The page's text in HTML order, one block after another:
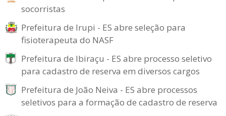
socorristas
Prefeitura de Irupi - ES abre seleção para
fisioterapeuta do NASF
Prefeitura de Ibiraçu - ES abre processo seletivo
para cadastro de reserva em diversos cargos
Prefeitura de João Neiva - ES abre processos
seletivos para a formação de cadastro de reserva